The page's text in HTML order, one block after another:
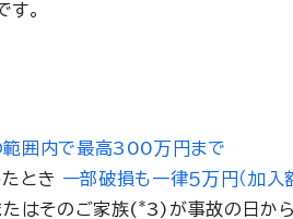
。
範囲内で最高300万円まで
とき 一部破損も一律５万円（加
たはそのご家族(*3)が事故の日か